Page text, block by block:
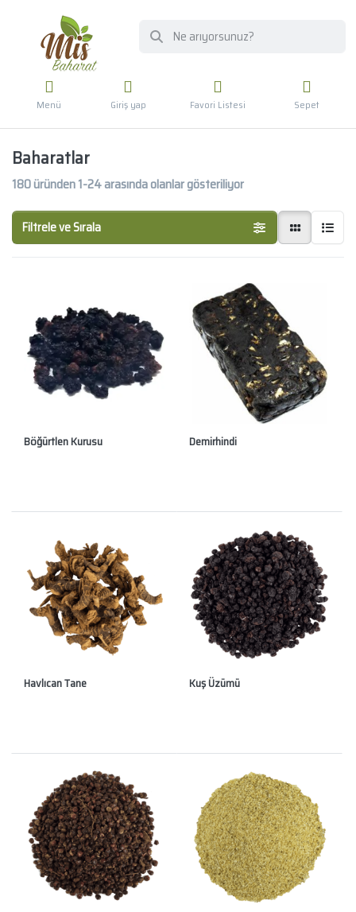
Menü Giriş yap Favori Listesi Sepet
Baharatlar
180üründen1-24arasında olanlar gösteriliyor
Filtrele ve Sırala
Böğürtlen Kurusu Demirhindi
Havlıcan Tane Kuş Üzümü